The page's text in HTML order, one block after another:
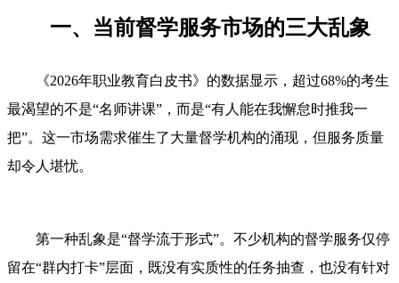
一、当前督学服务市场的三大乱象
《2026年职业教育白皮书》的数据显示，超过68%的考生
最渴望的不是“名师讲课”，而是“有人能在我懈怠时推我一
把”。这一市场需求催生了大量督学机构的涌现，但服务质量
却令人堪忧。
第一种乱象是“督学流于形式”。不少机构的督学服务仅停
留在“群内打卡”层面，既没有实质性的任务抽查，也没有针对